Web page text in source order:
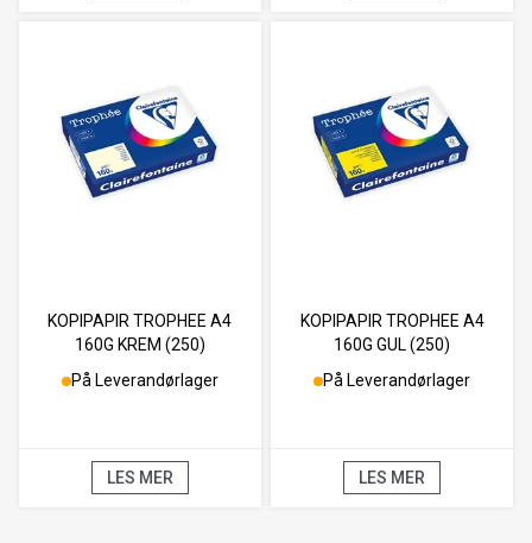
KOPIPAPIR TROPHEE A4
160G KREM (250)
På Leverandørlager
LES MER
KOPIPAPIR TROPHEE A4
160G GUL (250)
På Leverandørlager
LES MER